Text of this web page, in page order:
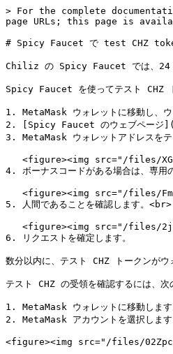
> For the complete
page URLs; this page is
# Spicy Faucet で test CHZ
Chiliz の Spicy Faucet では、24 時
Spicy Faucet を使ってテスト CHZ ト
1. MetaMask ウォレットに移動し
2. [Spicy Faucet のウェブペー
3. MetaMask ウォレットアドレスを
4. ボーナスコードがある場合は、専用
5. 人間であることを確認します。<br>
6. リクエストを確定します。
数分以内に、テスト CHZ トークンがウ
テスト CHZ の受領を確認するには、次
1. MetaMask ウォレットに移動します
2. MetaMask アカウントを選択しま
<figure><img src="/files/